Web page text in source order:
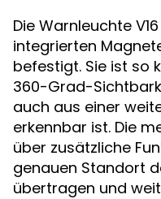
Die Warnleuchte
integrierten
befestigt. Sie ist so
360-Grad-
auch aus einer
erkennbar ist. Die
über zusätzliche
genauen Standort
übertragen und